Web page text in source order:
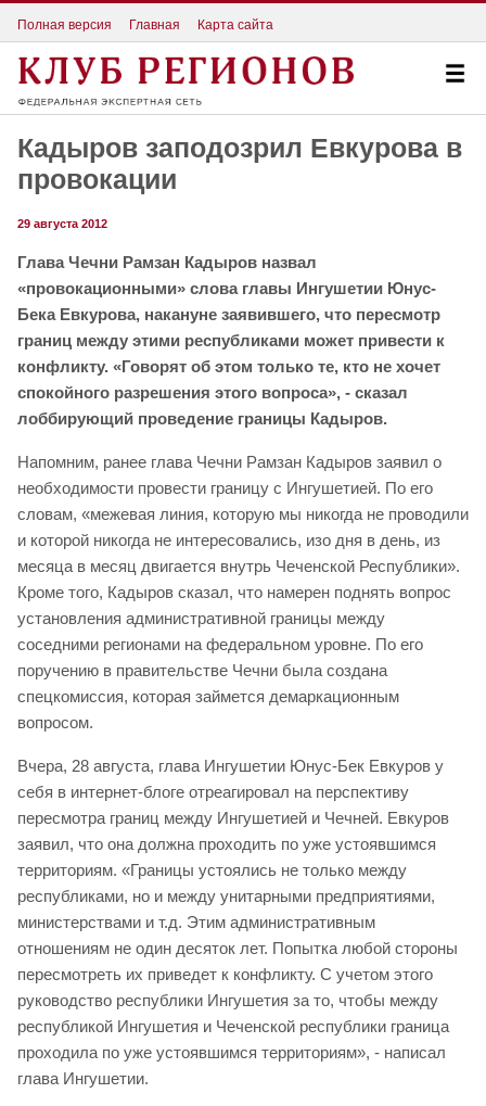
Полная версия Главная Карта сайта
Кадыров заподозрил Евкурова в
провокации
29 августа 2012
Глава Чечни Рамзан Кадыров назвал
«провокационными» слова главы Ингушетии Юнус-
Бека Евкурова, накануне заявившего, что пересмотр
границ между этими республиками может привести к
конфликту. «Говорят об этом только те, кто не хочет
спокойного разрешения этого вопроса», - сказал
лоббирующий проведение границы Кадыров.
Напомним, ранее глава Чечни Рамзан Кадыров заявил о
необходимости провести границу с Ингушетией. По его
словам, «межевая линия, которую мы никогда не проводили
и которой никогда не интересовались, изо дня в день, из
месяца в месяц двигается внутрь Чеченской Республики».
Кроме того, Кадыров сказал, что намерен поднять вопрос
установления административной границы между
соседними регионами на федеральном уровне. По его
поручению в правительстве Чечни была создана
спецкомиссия, которая займется демаркационным
вопросом.
Вчера, 28 августа, глава Ингушетии Юнус-Бек Евкуров у
себя в интернет-блоге отреагировал на перспективу
пересмотра границ между Ингушетией и Чечней. Евкуров
заявил, что она должна проходить по уже устоявшимся
территориям. «Границы устоялись не только между
республиками, но и между унитарными предприятиями,
министерствами и т.д. Этим административным
отношениям не один десяток лет. Попытка любой стороны
пересмотреть их приведет к конфликту. С учетом этого
руководство республики Ингушетия за то, чтобы между
республикой Ингушетия и Чеченской республики граница
проходила по уже устоявшимся территориям», - написал
глава Ингушетии.